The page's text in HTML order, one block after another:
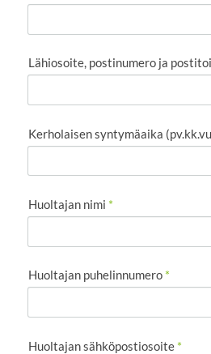
Lähiosoite, postinumero ja
Kerholaisen syntymäaika
Huoltajan nimi *
Huoltajan puhelinnumero *
Huoltajan sähköpostiosoite *